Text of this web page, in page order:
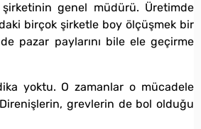
genel müdürü. Üretimde
birçok şirketle boy ölçüşmek bir
pazar paylarını bile ele geçirme
yoktu. O zamanlar o mücadele
grevlerin de bol olduğu